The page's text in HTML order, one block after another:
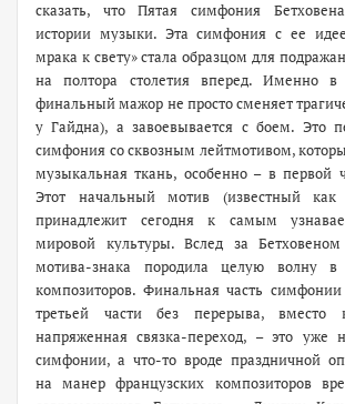
сказать, что Пятая симфония
истории музыки. Эта симфония с ее
мрака к свету» стала образцом для
на полтора столетия вперед. Именно
финальный мажор не просто сменяет
у Гайдна), а завоевывается с боем. Это
симфония со сквозным лейтмотивом,
музыкальная ткань, особенно – в первой
Этот начальный мотив (известный как
принадлежит сегодня к самым
мировой культуры. Вслед за Бетховеном
мотива-знака породила целую волну
композиторов. Финальная часть
третьей части без перерыва, вместо
напряженная связка-переход, – это уже
симфонии, а что-то вроде праздничной
на манер французских композиторов